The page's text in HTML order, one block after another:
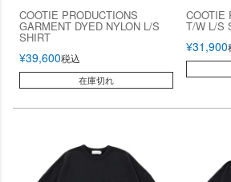
COOTIE PRODUCTIONS
GARMENT DYED NYLON L/S
SHIRT
¥39,600税込
在庫切れ
COOTIE
T/W L/S
¥31,900